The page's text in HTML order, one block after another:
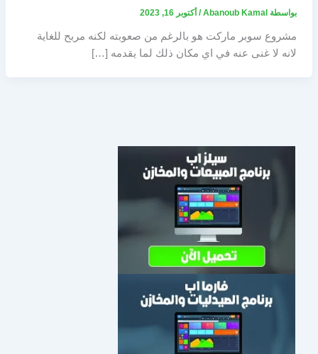
بواسطة Abanoub Kamal
/ أكتوبر 16, 2023
مشروع سوبر ماركت هو بالرغم من صعوبته لكنه مربح للغاية
لانه لا غنى عنه في اي مكان ذلك لما يقدمه […]